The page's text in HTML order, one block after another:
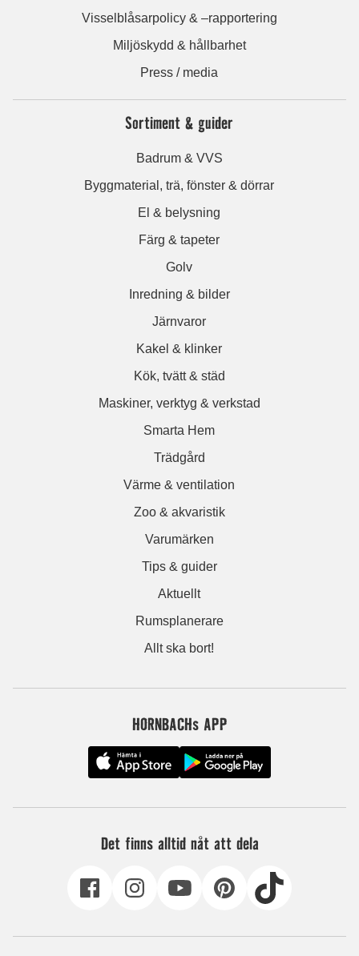
Visselblåsarpolicy & –rapportering
Miljöskydd & hållbarhet
Press / media
Sortiment & guider
Badrum & VVS
Byggmaterial, trä, fönster & dörrar
El & belysning
Färg & tapeter
Golv
Inredning & bilder
Järnvaror
Kakel & klinker
Kök, tvätt & städ
Maskiner, verktyg & verkstad
Smarta Hem
Trädgård
Värme & ventilation
Zoo & akvaristik
Varumärken
Tips & guider
Aktuellt
Rumsplanerare
Allt ska bort!
HORNBACHs APP
Det finns alltid nåt att dela